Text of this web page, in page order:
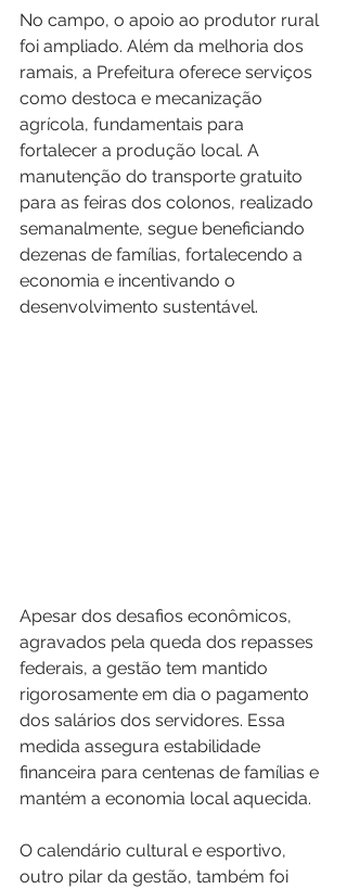
No campo, o apoio ao produtor rural
foi ampliado. Além da melhoria dos
ramais, a Prefeitura oferece serviços
como destoca e mecanização
agrícola, fundamentais para
fortalecer a produção local. A
manutenção do transporte gratuito
para as feiras dos colonos, realizado
semanalmente, segue beneficiando
dezenas de famílias, fortalecendo a
economia e incentivando o
desenvolvimento sustentável.
Apesar dos desafios econômicos,
agravados pela queda dos repasses
federais, a gestão tem mantido
rigorosamente em dia o pagamento
dos salários dos servidores. Essa
medida assegura estabilidade
financeira para centenas de famílias e
mantém a economia local aquecida.
O calendário cultural e esportivo,
outro pilar da gestão, também foi